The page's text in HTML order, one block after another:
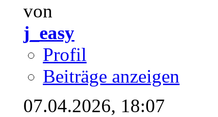
von
j_easy
Profil
Beiträge anzeigen
07.04.2026, 18:07